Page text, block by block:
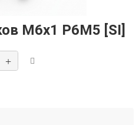
М6х1 Р6М5 [SI]
+